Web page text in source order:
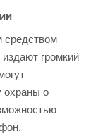
средством
громкий
охраны о